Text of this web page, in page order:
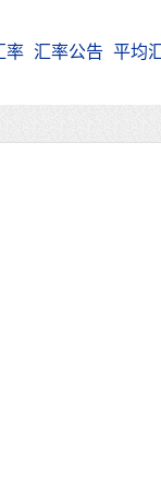
率 汇率公告 平均